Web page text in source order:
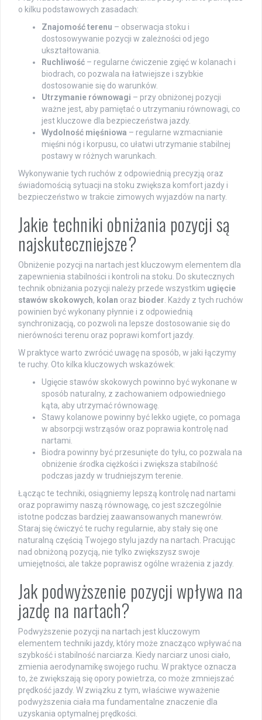
o kilku podstawowych zasadach:
Znajomość terenu – obserwacja stoku i
dostosowywanie pozycji w zależności od jego
ukształtowania.
Ruchliwość – regularne ćwiczenie zgięć w kolanach i
biodrach, co pozwala na łatwiejsze i szybkie
dostosowanie się do warunków.
Utrzymanie równowagi – przy obniżonej pozycji
ważne jest, aby pamiętać o utrzymaniu równowagi, co
jest kluczowe dla bezpieczeństwa jazdy.
Wydolność mięśniowa – regularne wzmacnianie
mięśni nóg i korpusu, co ułatwi utrzymanie stabilnej
postawy w różnych warunkach.
Wykonywanie tych ruchów z odpowiednią precyzją oraz
świadomością sytuacji na stoku zwiększa komfort jazdy i
bezpieczeństwo w trakcie zimowych wyjazdów na narty.
Jakie techniki obniżania pozycji są
najskuteczniejsze?
Obniżenie pozycji na nartach jest kluczowym elementem dla
zapewnienia stabilności i kontroli na stoku. Do skutecznych
technik obniżania pozycji należy przede wszystkim ugięcie
stawów skokowych, kolan oraz bioder. Każdy z tych ruchów
powinien być wykonany płynnie i z odpowiednią
synchronizacją, co pozwoli na lepsze dostosowanie się do
nierówności terenu oraz poprawi komfort jazdy.
W praktyce warto zwrócić uwagę na sposób, w jaki łączymy
te ruchy. Oto kilka kluczowych wskazówek:
Ugięcie stawów skokowych powinno być wykonane w
sposób naturalny, z zachowaniem odpowiedniego
kąta, aby utrzymać równowagę.
Stawy kolanowe powinny być lekko ugięte, co pomaga
w absorpcji wstrząsów oraz poprawia kontrolę nad
nartami.
Biodra powinny być przesunięte do tyłu, co pozwala na
obniżenie środka ciężkości i zwiększa stabilność
podczas jazdy w trudniejszym terenie.
Łącząc te techniki, osiągniemy lepszą kontrolę nad nartami
oraz poprawimy naszą równowagę, co jest szczególnie
istotne podczas bardziej zaawansowanych manewrów.
Staraj się ćwiczyć te ruchy regularnie, aby stały się one
naturalną częścią Twojego stylu jazdy na nartach. Pracując
nad obniżoną pozycją, nie tylko zwiększysz swoje
umiejętności, ale także poprawisz ogólne wrażenia z jazdy.
Jak podwyższenie pozycji wpływa na
jazdę na nartach?
Podwyższenie pozycji na nartach jest kluczowym
elementem techniki jazdy, który może znacząco wpływać na
szybkość i stabilność narciarza. Kiedy narciarz unosi ciało,
zmienia aerodynamikę swojego ruchu. W praktyce oznacza
to, że zwiększają się opory powietrza, co może zmniejszać
prędkość jazdy. W związku z tym, właściwe wyważenie
podwyższenia ciała ma fundamentalne znaczenie dla
uzyskania optymalnej prędkości.